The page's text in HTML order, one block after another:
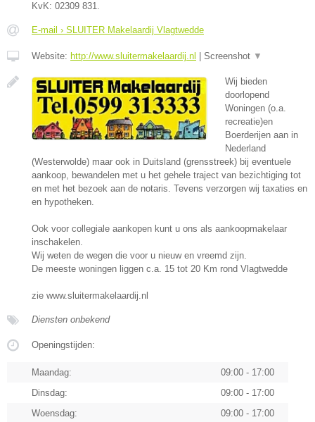
KvK: 02309 831.
E-mail › SLUITER Makelaardij Vlagtwedde
Website: http://www.sluitermakelaardij.nl Screenshot ▼
Wij bieden
doorlopend
Woningen (o.a.
recreatie)en
Boerderijen aan in
Nederland
(Westerwolde) maar ook in Duitsland (grensstreek) bij eventuele
aankoop, bewandelen met u het gehele traject van bezichtiging tot
en met het bezoek aan de notaris. Tevens verzorgen wij taxaties en
en hypotheken.
Ook voor collegiale aankopen kunt u ons als aankoopmakelaar
inschakelen.
Wij weten de wegen die voor u nieuw en vreemd zijn.
De meeste woningen liggen c.a. 15 tot 20 Km rond Vlagtwedde
zie www.sluitermakelaardij.nl
Diensten onbekend
Openingstijden:
Maandag:
09:00 - 17:00
Dinsdag:
09:00 - 17:00
Woensdag:
09:00 - 17:00